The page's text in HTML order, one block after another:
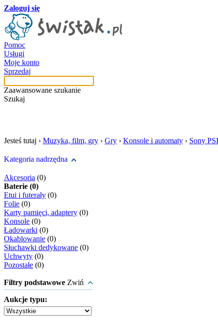
Zaloguj się
Pomoc
Usługi
Moje konto
Sprzedaj
Zaawansowane szukanie
Szukaj
Jesteś tutaj › Muzyka, film, gry › Gry › Konsole i automaty › Sony
Kategoria nadrzędna
Akcesoria (0)
Baterie (0)
Etui i futerały (0)
Folie (0)
Karty pamięci, adaptery (0)
Konsole (0)
Ładowarki (0)
Okablowanie (0)
Słuchawki dedykowane (0)
Uchwyty (0)
Pozostałe (0)
Filtry podstawowe Zwiń
Aukcje typu: